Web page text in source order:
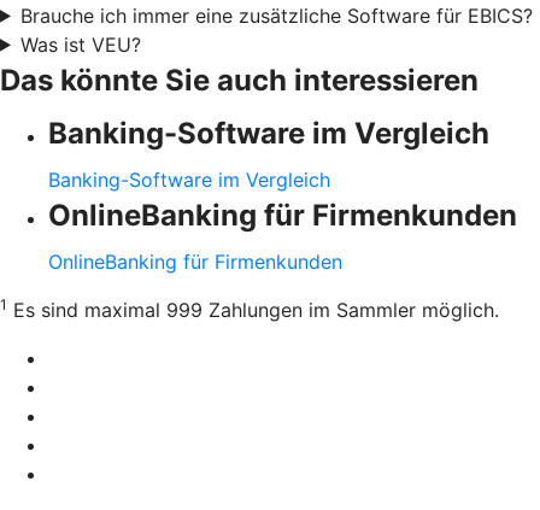
Brauche ich immer eine zusätzliche Software für EBICS?
Was ist VEU?
Das könnte Sie auch interessieren
Banking-Software im Vergleich
Banking-Software im Vergleich
OnlineBanking für Firmenkunden
OnlineBanking für Firmenkunden
1 Es sind maximal 999 Zahlungen im Sammler möglich.